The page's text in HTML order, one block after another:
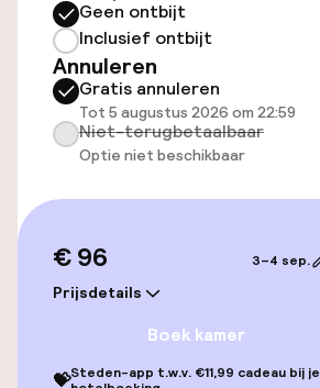
Geen ontbijt
Inclusief ontbijt
Annuleren
Gratis annuleren
Tot 5 augustus 2026 om 22:59
Niet-terugbetaalbaar
Optie niet beschikbaar
€ 96
Prijsdetails
3–4 sep.
Boek kamer
💝Steden-app t.w.v. €11,99 cadeau bij je